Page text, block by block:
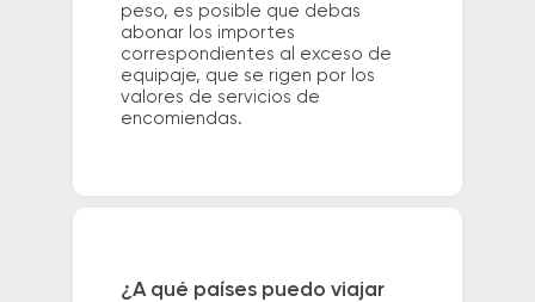
peso, es posible que debas
abonar los importes
correspondientes al exceso de
equipaje, que se rigen por los
valores de servicios de
encomiendas.
¿A qué países puedo viajar